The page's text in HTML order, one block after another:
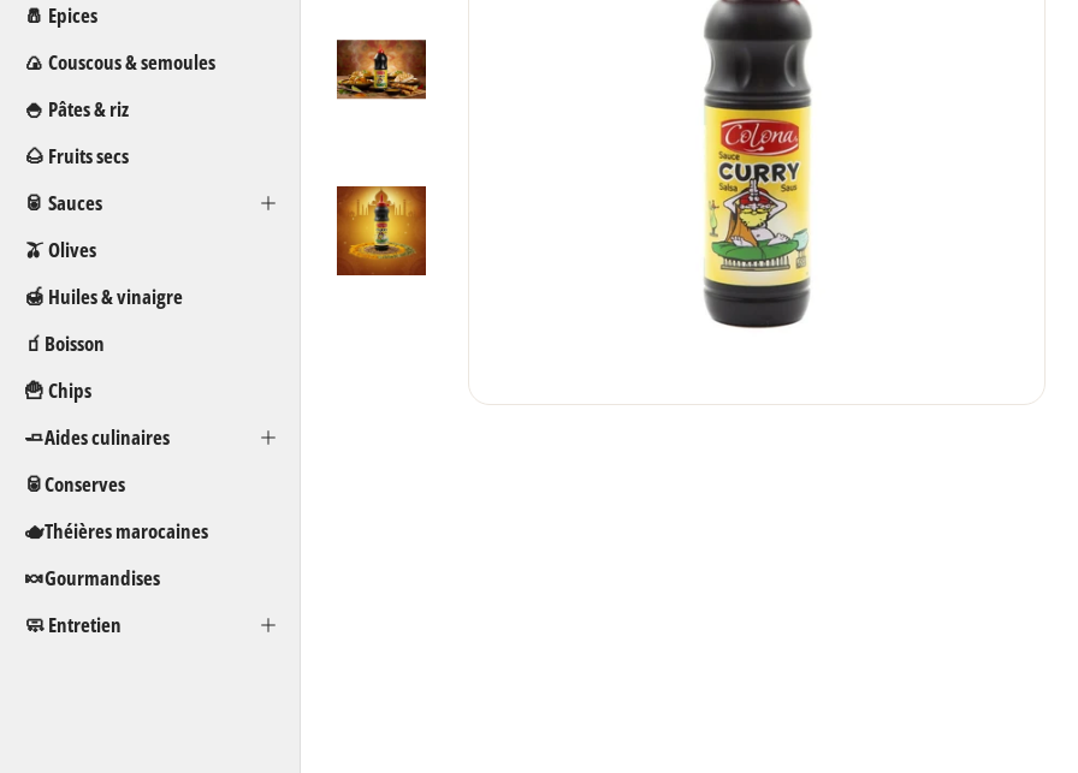
🧂 Epices
🍙 Couscous & semoules
🍚 Pâtes & riz
🌰 Fruits secs
🥫 Sauces
🫒 Olives
🍯 Huiles & vinaigre
🧃Boisson
🍟 Chips
🧈Aides culinaires
🥫Conserves
🫖Théières marocaines
🍬Gourmandises
🧼 Entretien